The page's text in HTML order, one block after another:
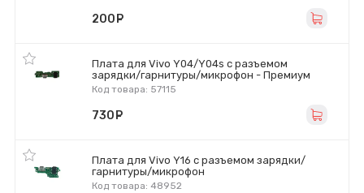
200
Плата для Vivo Y04/Y04s с разъемом
зарядки/гарнитуры/микрофон - Премиум
Код товара: 57115
730
Плата для Vivo Y16 с разъемом зарядки/
гарнитуры/микрофон
Код товара: 48952